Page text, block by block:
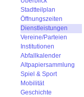
Stadtteilplan
Öffnungszeiten
Dienstleistungen
Vereine/Parteien
Institutionen
Abfallkalender
Altpapiersammlung
Spiel & Sport
Mobilität
Geschichte